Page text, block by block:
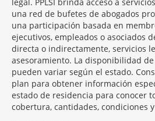
una red de bufetes de abogados
una participación basada en
ejecutivos, empleados o asociados
directa o indirectamente, servicios
asesoramiento. La disponibilidad
pueden variar según el estado.
plan para obtener información
estado de residencia para conocer
cobertura, cantidades, condiciones